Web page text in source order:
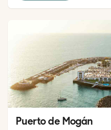
Puerto de Mogán